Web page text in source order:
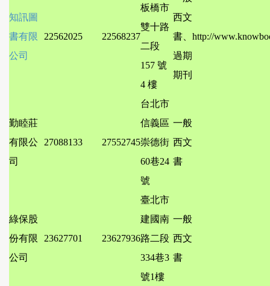
知訊圖
書有限
公司
22562025 22568237
板橋市
雙十路
二段
157 號
4 樓
西文
書、
過期
期刊
http://
勤睦莊
有限公
司
27088133 27552745
台北市
信義區
崇德街
60巷24
號
一般
西文
書
綠保股
份有限
公司
23627701 23627936
臺北市
建國南
路二段
334巷3
號1樓
一般
西文
書